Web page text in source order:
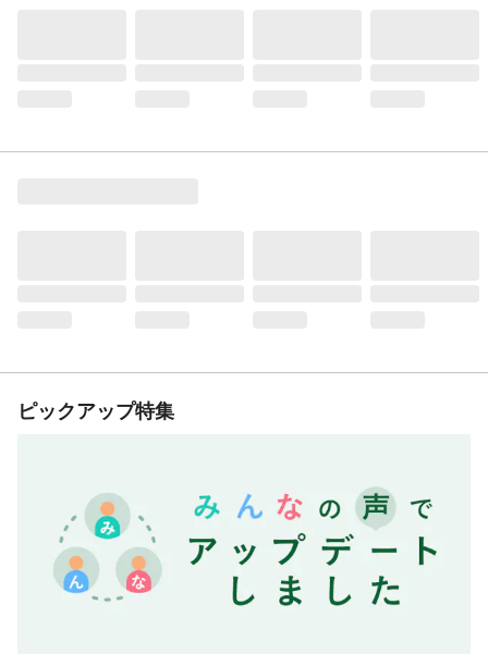
ピックアップ特集